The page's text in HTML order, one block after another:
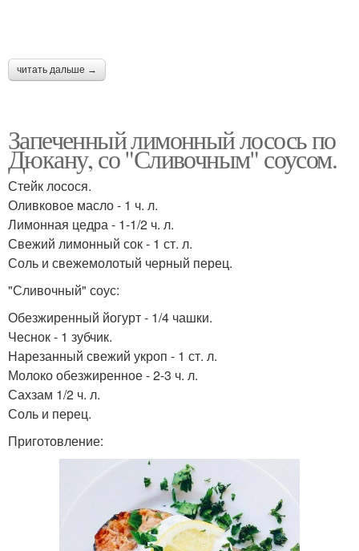
читать дальше →
Запеченный лимонный лосось по
Дюкану, со "Сливочным" соусом.
Стейк лосося.
Оливковое масло - 1 ч. л.
Лимонная цедра - 1-1/2 ч. л.
Свежий лимонный сок - 1 ст. л.
Соль и свежемолотый черный перец.
"Сливочный" соус:
Обезжиренный йогурт - 1/4 чашки.
Чеснок - 1 зубчик.
Нарезанный свежий укроп - 1 ст. л.
Молоко обезжиренное - 2-3 ч. л.
Сахзам 1/2 ч. л.
Соль и перец.
Приготовление: